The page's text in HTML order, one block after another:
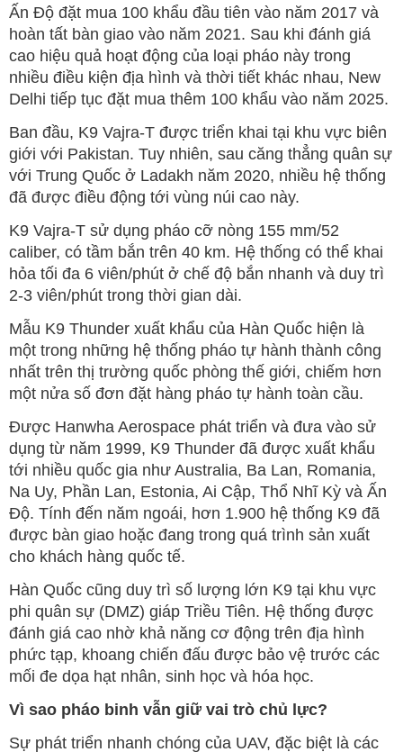
Ấn Độ đặt mua 100 khẩu đầu tiên vào năm 2017 và
hoàn tất bàn giao vào năm 2021. Sau khi đánh giá
cao hiệu quả hoạt động của loại pháo này trong
nhiều điều kiện địa hình và thời tiết khác nhau, New
Delhi tiếp tục đặt mua thêm 100 khẩu vào năm 2025.
Ban đầu, K9 Vajra-T được triển khai tại khu vực biên
giới với Pakistan. Tuy nhiên, sau căng thẳng quân sự
với Trung Quốc ở Ladakh năm 2020, nhiều hệ thống
đã được điều động tới vùng núi cao này.
K9 Vajra-T sử dụng pháo cỡ nòng 155 mm/52
caliber, có tầm bắn trên 40 km. Hệ thống có thể khai
hỏa tối đa 6 viên/phút ở chế độ bắn nhanh và duy trì
2-3 viên/phút trong thời gian dài.
Mẫu K9 Thunder xuất khẩu của Hàn Quốc hiện là
một trong những hệ thống pháo tự hành thành công
nhất trên thị trường quốc phòng thế giới, chiếm hơn
một nửa số đơn đặt hàng pháo tự hành toàn cầu.
Được Hanwha Aerospace phát triển và đưa vào sử
dụng từ năm 1999, K9 Thunder đã được xuất khẩu
tới nhiều quốc gia như Australia, Ba Lan, Romania,
Na Uy, Phần Lan, Estonia, Ai Cập, Thổ Nhĩ Kỳ và Ấn
Độ. Tính đến năm ngoái, hơn 1.900 hệ thống K9 đã
được bàn giao hoặc đang trong quá trình sản xuất
cho khách hàng quốc tế.
Hàn Quốc cũng duy trì số lượng lớn K9 tại khu vực
phi quân sự (DMZ) giáp Triều Tiên. Hệ thống được
đánh giá cao nhờ khả năng cơ động trên địa hình
phức tạp, khoang chiến đấu được bảo vệ trước các
mối đe dọa hạt nhân, sinh học và hóa học.
Vì sao pháo binh vẫn giữ vai trò chủ lực?
Sự phát triển nhanh chóng của UAV, đặc biệt là các